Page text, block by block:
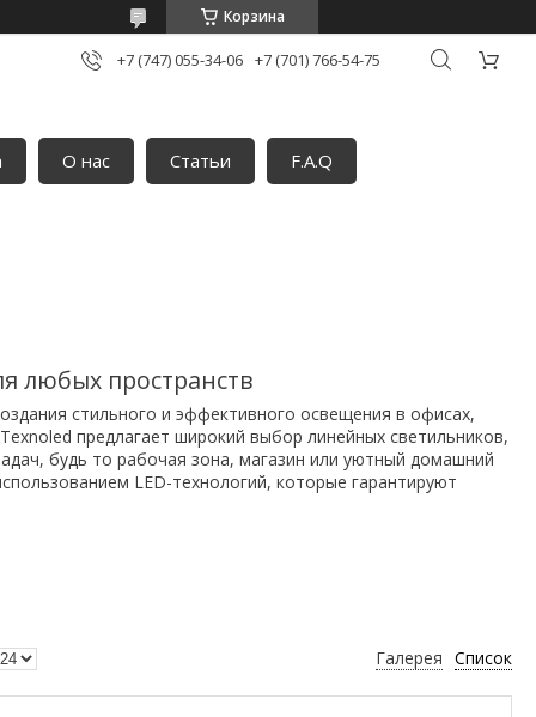
Корзина
+7 (747) 055-34-06 +7 (701) 766-54-75
О нас Статьи F.A.Q
любых пространств
стильного и эффективного освещения в офисах,
предлагает широкий выбор линейных светильников,
будь то рабочая зона, магазин или уютный домашний
LED-технологий, которые гарантируют
Галерея Список